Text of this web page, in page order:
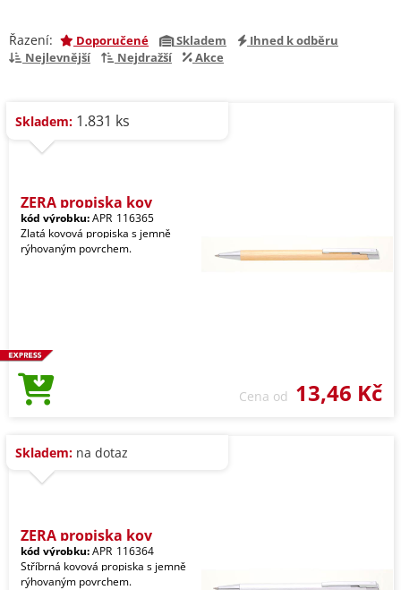
Řazení: Doporučené Skladem
Ihned k odběru
Nejlevnější
Nejdražší Akce
Skladem: 1.831 ks
ZERA propiska kov
kód výrobku:APR_116365
Zlatá kovová propiska s jemně
rýhovaným povrchem.
Cena od 13,46 Kč
Skladem: na dotaz
ZERA propiska kov
kód výrobku:APR_116364
Stříbrná kovová propiska s jemně
rýhovaným povrchem.